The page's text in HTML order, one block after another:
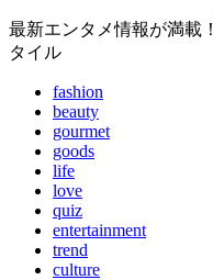
最新エンタメ情報が満載！
タイル
fashion
beauty
gourmet
goods
life
love
quiz
entertainment
trend
culture